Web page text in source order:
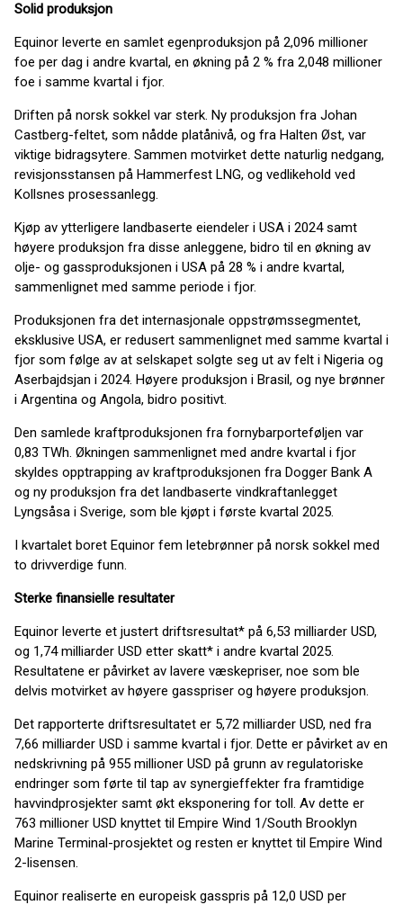
Solid produksjon
Equinor leverte en samlet egenproduksjon på 2,096 millioner
foe per dag i andre kvartal, en økning på 2 % fra 2,048 millioner
foe i samme kvartal i fjor.
Driften på norsk sokkel var sterk. Ny produksjon fra Johan
Castberg-feltet, som nådde platånivå, og fra Halten Øst, var
viktige bidragsytere. Sammen motvirket dette naturlig nedgang,
revisjonsstansen på Hammerfest LNG, og vedlikehold ved
Kollsnes prosessanlegg.
Kjøp av ytterligere landbaserte eiendeler i USA i 2024 samt
høyere produksjon fra disse anleggene, bidro til en økning av
olje- og gassproduksjonen i USA på 28 % i andre kvartal,
sammenlignet med samme periode i fjor.
Produksjonen fra det internasjonale oppstrømssegmentet,
eksklusive USA, er redusert sammenlignet med samme kvartal i
fjor som følge av at selskapet solgte seg ut av felt i Nigeria og
Aserbajdsjan i 2024. Høyere produksjon i Brasil, og nye brønner
i Argentina og Angola, bidro positivt.
Den samlede kraftproduksjonen fra fornybarporteføljen var
0,83 TWh. Økningen sammenlignet med andre kvartal i fjor
skyldes opptrapping av kraftproduksjonen fra Dogger Bank A
og ny produksjon fra det landbaserte vindkraftanlegget
Lyngsåsa i Sverige, som ble kjøpt i første kvartal 2025.
I kvartalet boret Equinor fem letebrønner på norsk sokkel med
to drivverdige funn.
Sterke finansielle resultater
Equinor leverte et justert driftsresultat* på 6,53 milliarder USD,
og 1,74 milliarder USD etter skatt* i andre kvartal 2025.
Resultatene er påvirket av lavere væskepriser, noe som ble
delvis motvirket av høyere gasspriser og høyere produksjon.
Det rapporterte driftsresultatet er 5,72 milliarder USD, ned fra
7,66 milliarder USD i samme kvartal i fjor. Dette er påvirket av en
nedskrivning på 955 millioner USD på grunn av regulatoriske
endringer som førte til tap av synergieffekter fra framtidige
havvindprosjekter samt økt eksponering for toll. Av dette er
763 millioner USD knyttet til Empire Wind 1/South Brooklyn
Marine Terminal-prosjektet og resten er knyttet til Empire Wind
2-lisensen.
Equinor realiserte en europeisk gasspris på 12,0 USD per